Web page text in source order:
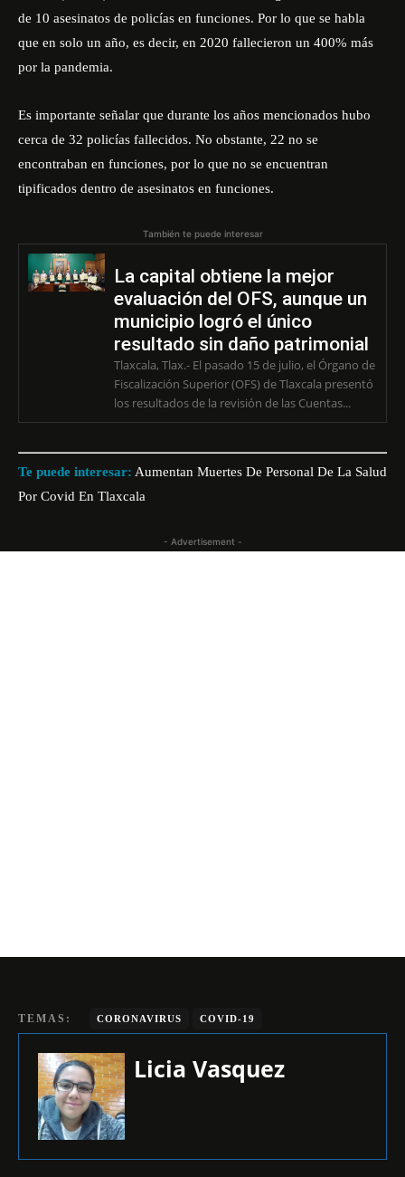
de 10 asesinatos de policías en funciones. Por lo que se habla
que en solo un año, es decir, en 2020 fallecieron un 400% más
por la pandemia.
Es importante señalar que durante los años mencionados hubo
cerca de 32 policías fallecidos. No obstante, 22 no se
encontraban en funciones, por lo que no se encuentran
tipificados dentro de asesinatos en funciones.
También te puede interesar
La capital obtiene la mejor
evaluación del OFS, aunque un
municipio logró el único
resultado sin daño patrimonial
Tlaxcala, Tlax.- El pasado 15 de julio, el Órgano de
Fiscalización Superior (OFS) de Tlaxcala presentó
los resultados de la revisión de las Cuentas...
Te puede interesar: Aumentan Muertes De Personal De La Salud
Por Covid En Tlaxcala
- Advertisement -
TEMAS: CORONAVIRUS COVID-19
Licia Vasquez